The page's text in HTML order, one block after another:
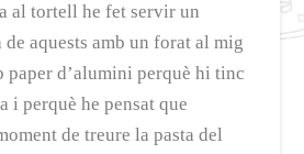
al tortell he fet servir un
aquests amb un forat al mig
paper d’alumini perquè hi tinc
i perquè he pensat que
de treure la pasta del